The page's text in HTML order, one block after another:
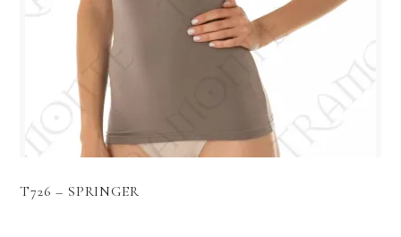
T726 – SPRINGER